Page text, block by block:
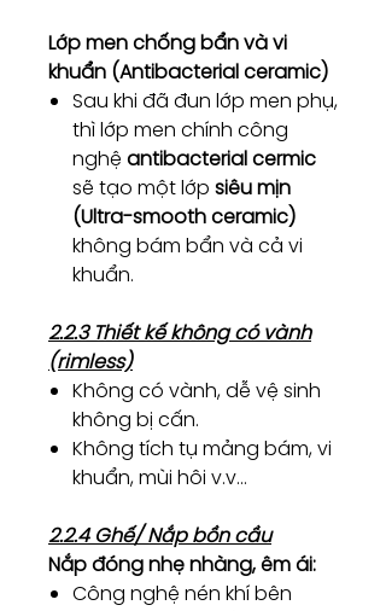
Lớp men chống bẩn và vi
khuẩn (Antibacterial ceramic)
Sau khi đã đun lớp men phụ,
thì lớp men chính công
nghệ antibacterial cermic
sẽ tạo một lớp siêu mịn
(Ultra-smooth ceramic)
không bám bẩn và cả vi
khuẩn.
2.2.3 Thiết kế không có vành
(rimless)
Không có vành, dễ vệ sinh
không bị cấn.
Không tích tụ mảng bám, vi
khuẩn, mùi hôi v.v…
2.2.4 Ghế/ Nắp bồn cầu
Nắp đóng nhẹ nhàng, êm ái:
Công nghệ nén khí bên